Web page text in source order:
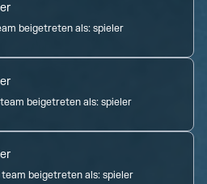
beigetreten als:spieler
beigetreten als:spieler
beigetreten als: spieler